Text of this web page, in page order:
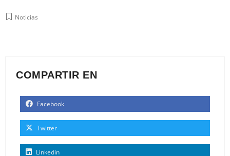
Noticias
COMPARTIR EN
Facebook
Twitter
Linkedin